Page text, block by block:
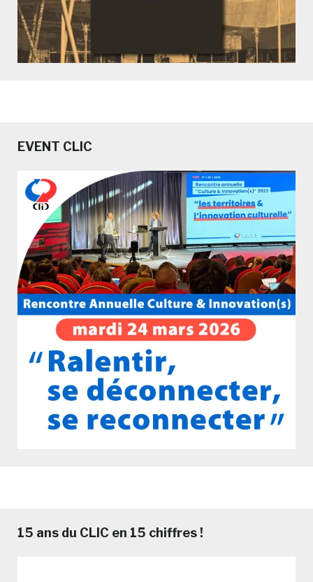
EVENT CLIC
15 ans du CLIC en 15 chiffres !